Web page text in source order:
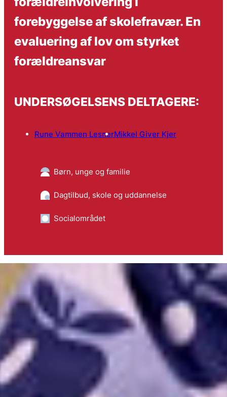
forebyggelse af skolefravær. En
evaluering af lov om styrket
forældreansvar
UNDERSØGELSENS DELTAGERE:
Rune Vammen LesnerMikkel Giver Kjer
Børn, unge og familie
Dagtilbud, skole og uddannelse
Socialområdet